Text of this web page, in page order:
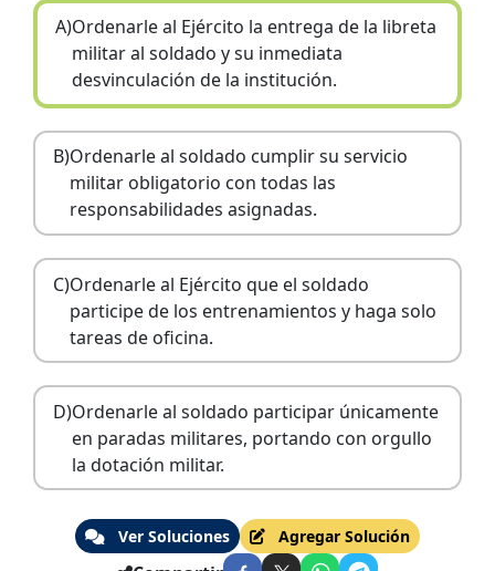
A)Ordenarle al Ejército la entrega de la libreta
militar al soldado y su inmediata
desvinculación de la institución.
B)Ordenarle al soldado cumplir su servicio
militar obligatorio con todas las
responsabilidades asignadas.
C)Ordenarle al Ejército que el soldado
participe de los entrenamientos y haga solo
tareas de oficina.
D)Ordenarle al soldado participar únicamente
en paradas militares, portando con orgullo
la dotación militar.
Ver Soluciones Agregar Solución